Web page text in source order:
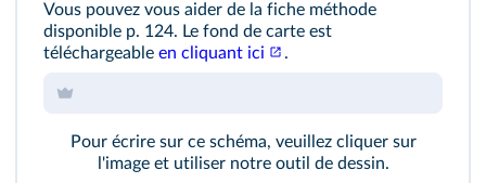
Vous pouvez vous aider de la fiche méthode
disponible p. 124. Le fond de carte est
téléchargeable en cliquant ici .
Pour écrire sur ce schéma, veuillez cliquer sur
l'image et utiliser notre outil de dessin.